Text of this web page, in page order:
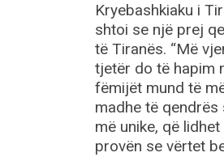
Kryebashkiaku i
shtoi se një prej
të Tiranës. “Më
tjetër do të hapim
fëmijët mund të
madhe të
më unike, që
provën se vërtet